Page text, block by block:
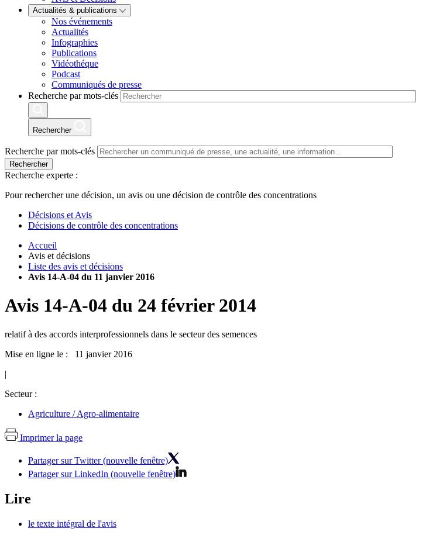
Actualités & publications
Nos événements
Actualités
Infographies
Publications
Vidéothéque
Podcast
Communiqués de presse
Recherche par mots-clés
Rechercher
Recherche par mots-clés
Rechercher
Recherche experte :
Pour rechercher une décision, un avis ou une décision de contrôle des concentrations
Décisions et Avis
Décisions de contrôle des concentrations
Accueil
Avis et décisions
Liste des avis et décisions
Avis 14-A-04 du 11 janvier 2016
Avis 14-A-04 du 24 février 2014
relatif à des accords interprofessionnels dans le secteur des semences
Mise en ligne le : 11 janvier 2016
|
Secteur :
Agriculture / Agro-alimentaire
Imprimer la page
Partager sur Twitter (nouvelle fenêtre)
Partager sur LinkedIn (nouvelle fenêtre)
Lire
le texte intégral de l'avis